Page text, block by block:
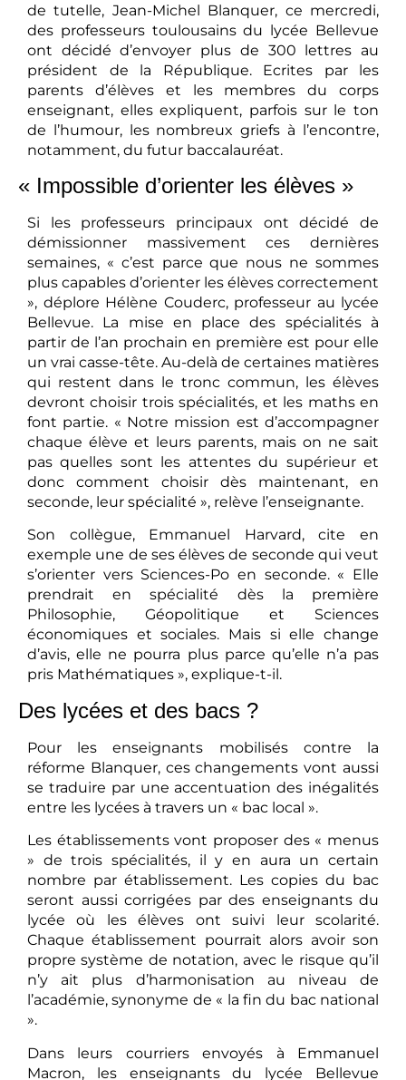
de tutelle, Jean-Michel Blanquer, ce mercredi,
des professeurs toulousains du lycée Bellevue
ont décidé d’envoyer plus de 300 lettres au
président de la République. Ecrites par les
parents d’élèves et les membres du corps
enseignant, elles expliquent, parfois sur le ton
de l’humour, les nombreux griefs à l’encontre,
notamment, du futur baccalauréat.
« Impossible d’orienter les élèves »
Si les professeurs principaux ont décidé de
démissionner massivement ces dernières
semaines, « c’est parce que nous ne sommes
plus capables d’orienter les élèves correctement
», déplore Hélène Couderc, professeur au lycée
Bellevue. La mise en place des spécialités à
partir de l’an prochain en première est pour elle
un vrai casse-tête. Au-delà de certaines matières
qui restent dans le tronc commun, les élèves
devront choisir trois spécialités, et les maths en
font partie. « Notre mission est d’accompagner
chaque élève et leurs parents, mais on ne sait
pas quelles sont les attentes du supérieur et
donc comment choisir dès maintenant, en
seconde, leur spécialité », relève l’enseignante.
Son collègue, Emmanuel Harvard, cite en
exemple une de ses élèves de seconde qui veut
s’orienter vers Sciences-Po en seconde. « Elle
prendrait en spécialité dès la première
Philosophie, Géopolitique et Sciences
économiques et sociales. Mais si elle change
d’avis, elle ne pourra plus parce qu’elle n’a pas
pris Mathématiques », explique-t-il.
Des lycées et des bacs ?
Pour les enseignants mobilisés contre la
réforme Blanquer, ces changements vont aussi
se traduire par une accentuation des inégalités
entre les lycées à travers un « bac local ».
Les établissements vont proposer des « menus
» de trois spécialités, il y en aura un certain
nombre par établissement. Les copies du bac
seront aussi corrigées par des enseignants du
lycée où les élèves ont suivi leur scolarité.
Chaque établissement pourrait alors avoir son
propre système de notation, avec le risque qu’il
n’y ait plus d’harmonisation au niveau de
l’académie, synonyme de « la fin du bac national
».
Dans leurs courriers envoyés à Emmanuel
Macron, les enseignants du lycée Bellevue